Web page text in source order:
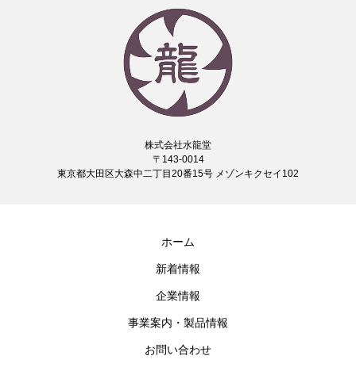
株式会社水龍堂
〒143-0014
東京都大田区大森中二丁目20番15号 メゾンキクセイ102
ホーム
新着情報
企業情報
事業案内・製品情報
お問い合わせ